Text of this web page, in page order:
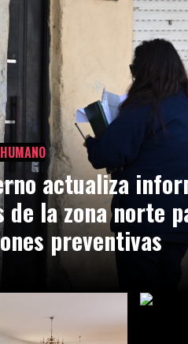
actualiza
de la zona norte
preventivas